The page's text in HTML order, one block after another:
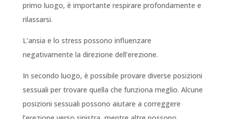
primo luogo, è importante respirare profondamente e
rilassarsi.
L’ansia e lo stress possono influenzare
negativamente la direzione dell’erezione.
In secondo luogo, è possibile provare diverse posizioni
sessuali per trovare quella che funziona meglio. Alcune
posizioni sessuali possono aiutare a correggere